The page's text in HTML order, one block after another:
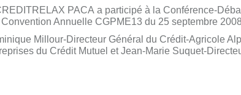
PACA a participé à la Conférence-
Annuelle CGPME13 du 25 septembre
Millour-Directeur Général du Crédit-Agricole
du Crédit Mutuel et Jean-Marie Suquet-